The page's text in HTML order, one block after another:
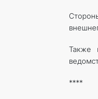
Также
****